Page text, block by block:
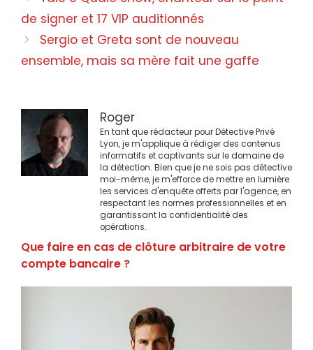
des
articles
de signer et 17 VIP auditionnés
Sergio et Greta sont de nouveau
ensemble, mais sa mère fait une gaffe
Roger
En tant que rédacteur pour Détective Privé
Lyon, je m'applique à rédiger des contenus
informatifs et captivants sur le domaine de
la détection. Bien que je ne sois pas détective
moi-même, je m'efforce de mettre en lumière
les services d'enquête offerts par l'agence, en
respectant les normes professionnelles et en
garantissant la confidentialité des
opérations.
Que faire en cas de clôture arbitraire de votre
compte bancaire ?